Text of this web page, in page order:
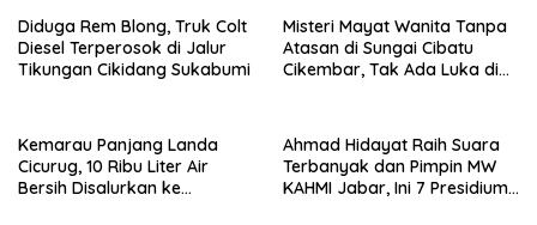
Diduga Rem Blong, Truk Colt
Diesel Terperosok di Jalur
Tikungan Cikidang Sukabumi
Misteri Mayat Wanita Tanpa
Atasan di Sungai Cibatu
Cikembar, Tak Ada Luka di
Kemarau Panjang Landa
Cicurug, 10 Ribu Liter Air
Bersih Disalurkan ke
Ahmad Hidayat Raih Suara
Terbanyak dan Pimpin MW
KAHMI Jabar, Ini 7 Presidium